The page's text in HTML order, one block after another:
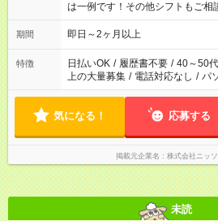
は一例です！その他シフトもご相
期間 即日～2ヶ月以上
特徴 日払いOK / 履歴書不要 / 40～50
上の大量募集 / 電話対応なし / パ
気になる！ 応募する
掲載元企業名 株式会社ニッ
未読